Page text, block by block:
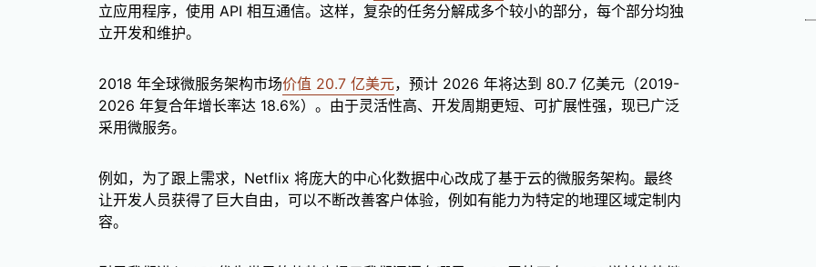
立应用程序，使用 API 相互通信。这样，复杂的任务分解成多个较小的部分，每个部分均独
立开发和维护。
2018 年全球微服务架构市场价值 20.7 亿美元，预计 2026 年将达到 80.7 亿美元（2019-
2026 年复合年增长率达 18.6%）。由于灵活性高、开发周期更短、可扩展性强，现已广泛
采用微服务。
例如，为了跟上需求，Netflix 将庞大的中心化数据中心改成了基于云的微服务架构。最终
让开发人员获得了巨大自由，可以不断改善客户体验，例如有能力为特定的地理区域定制内
容。